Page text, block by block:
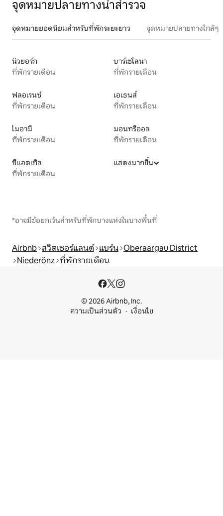
จุดหมายปลายทางน่าสำรวจ
จุดหมายยอดนิยมสำหรับที่พักระยะยาว จุดหมายปลายทางใกล้ๆ
นิวยอร์ก
ที่พักรายเดือน
บาร์เซโลนา
ที่พักรายเดือน
ฟลอเรนซ์
ที่พักรายเดือน
เอเธนส์
ที่พักรายเดือน
ไมอามี
ที่พักรายเดือน
มอนทรีออล
ที่พักรายเดือน
ซีแอตเทิล
ที่พักรายเดือน
แสดงมากขึ้น
*อาจมีข้อยกเว้นสำหรับที่พักบางแห่งในบางพื้นที่
Airbnb สวิตเซอร์แลนด์ แบร์น Oberaargau District
Niederönz ที่พักรายเดือน
© 2026 Airbnb, Inc.
ความเป็นส่วนตัว
เงื่อนไข